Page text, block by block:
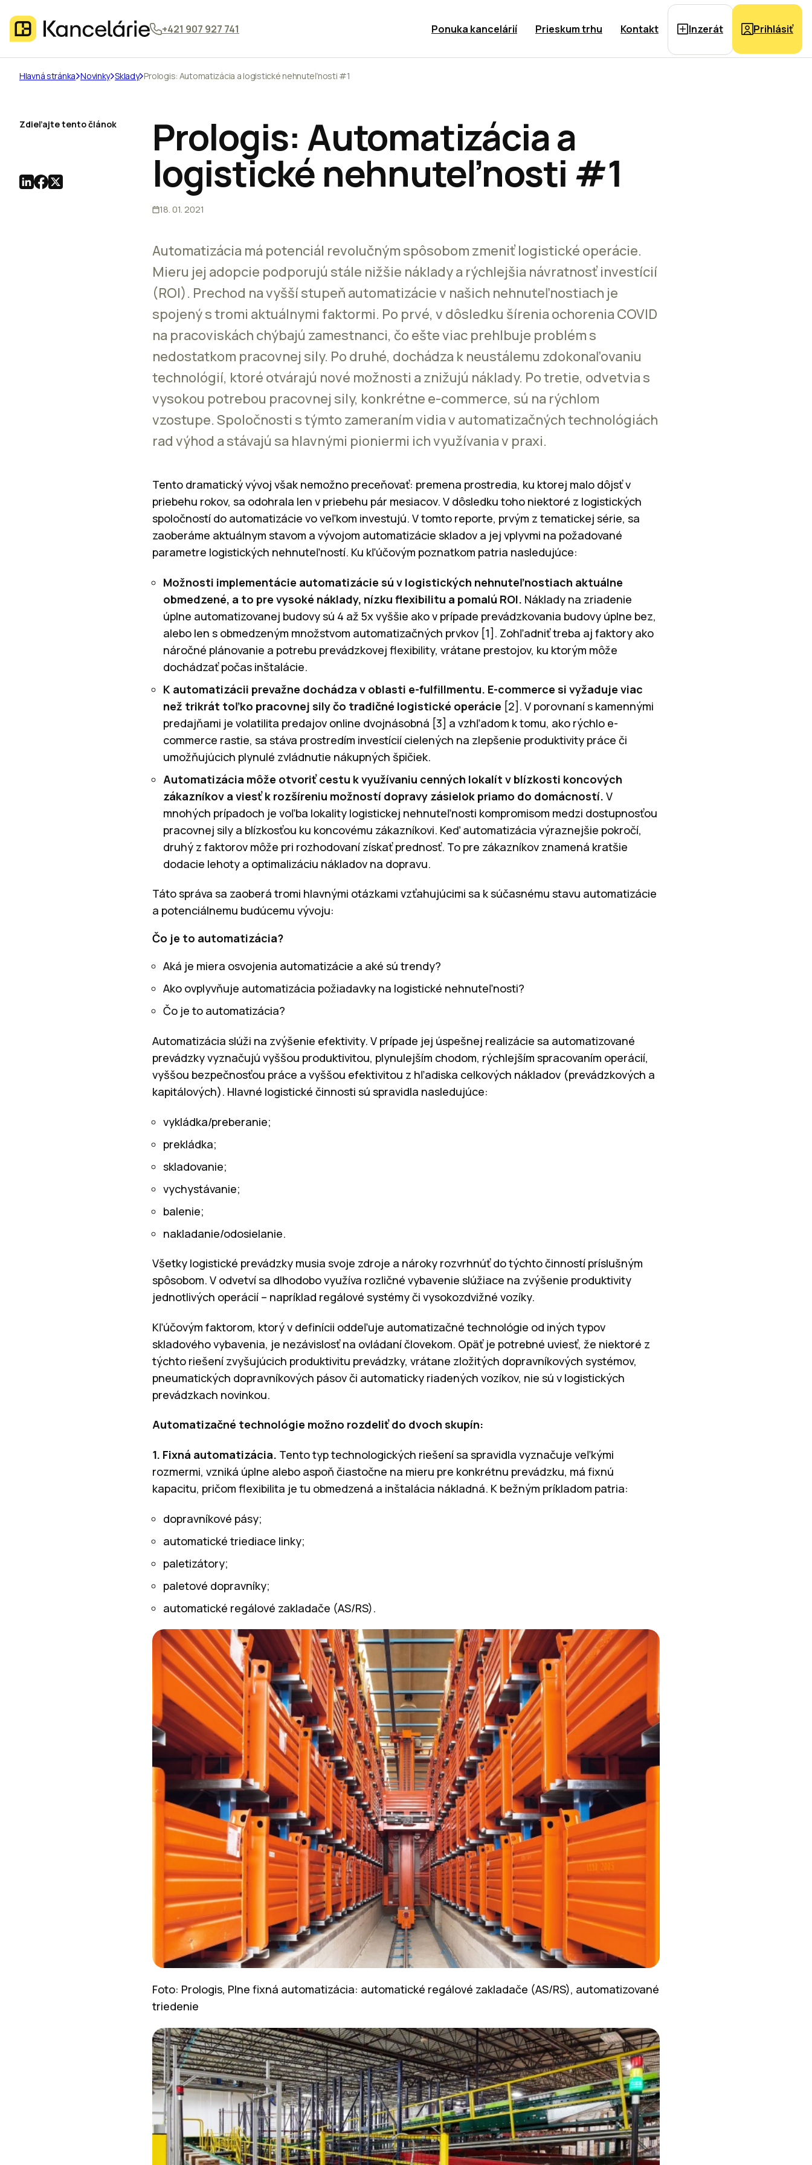
+421 907 927 741 Ponuka kancelárií Prieskum trhu Kontakt Inzerát Prihlásiť
Hlavná stránka Novinky Sklady Prologis: Automatizácia a logistické nehnuteľnosti #1
Prologis: Automatizácia a
logistické nehnuteľnosti #1
18. 01. 2021
Automatizácia má potenciál revolučným spôsobom zmeniť logistické operácie.
Mieru jej adopcie podporujú stále nižšie náklady a rýchlejšia návratnosť investícií
(ROI). Prechod na vyšší stupeň automatizácie v našich nehnuteľnostiach je
spojený s tromi aktuálnymi faktormi. Po prvé, v dôsledku šírenia ochorenia COVID
na pracoviskách chýbajú zamestnanci, čo ešte viac prehlbuje problém s
nedostatkom pracovnej sily. Po druhé, dochádza k neustálemu zdokonaľovaniu
technológií, ktoré otvárajú nové možnosti a znižujú náklady. Po tretie, odvetvia s
vysokou potrebou pracovnej sily, konkrétne e-commerce, sú na rýchlom
vzostupe. Spoločnosti s týmto zameraním vidia v automatizačných technológiách
rad výhod a stávajú sa hlavnými pioniermi ich využívania v praxi.
Tento dramatický vývoj však nemožno preceňovať: premena prostredia, ku ktorej malo dôjsť v
priebehu rokov, sa odohrala len v priebehu pár mesiacov. V dôsledku toho niektoré z logistických
spoločností do automatizácie vo veľkom investujú. V tomto reporte, prvým z tematickej série, sa
zaoberáme aktuálnym stavom a vývojom automatizácie skladov a jej vplyvmi na požadované
parametre logistických nehnuteľností. Ku kľúčovým poznatkom patria nasledujúce:
Možnosti implementácie automatizácie sú v logistických nehnuteľnostiach aktuálne
obmedzené, a to pre vysoké náklady, nízku flexibilitu a pomalú ROI. Náklady na zriadenie
úplne automatizovanej budovy sú 4 až 5x vyššie ako v prípade prevádzkovania budovy úplne bez,
alebo len s obmedzeným množstvom automatizačných prvkov [1]. Zohľadniť treba aj faktory ako
náročné plánovanie a potrebu prevádzkovej flexibility, vrátane prestojov, ku ktorým môže
dochádzať počas inštalácie.
K automatizácii prevažne dochádza v oblasti e-fulfillmentu. E-commerce si vyžaduje viac
než trikrát toľko pracovnej sily čo tradičné logistické operácie [2]. V porovnaní s kamennými
predajňami je volatilita predajov online dvojnásobná [3] a vzhľadom k tomu, ako rýchlo e-
commerce rastie, sa stáva prostredím investícií cielených na zlepšenie produktivity práce či
umožňujúcich plynulé zvládnutie nákupných špičiek.
Automatizácia môže otvoriť cestu k využívaniu cenných lokalít v blízkosti koncových
zákazníkov a viesť k rozšíreniu možností dopravy zásielok priamo do domácností. V
mnohých prípadoch je voľba lokality logistickej nehnuteľnosti kompromisom medzi dostupnosťou
pracovnej sily a blízkosťou ku koncovému zákazníkovi. Keď automatizácia výraznejšie pokročí,
druhý z faktorov môže pri rozhodovaní získať prednosť. To pre zákazníkov znamená kratšie
dodacie lehoty a optimalizáciu nákladov na dopravu.
Táto správa sa zaoberá tromi hlavnými otázkami vzťahujúcimi sa k súčasnému stavu automatizácie
a potenciálnemu budúcemu vývoju:
Čo je to automatizácia?
Aká je miera osvojenia automatizácie a aké sú trendy?
Ako ovplyvňuje automatizácia požiadavky na logistické nehnuteľnosti?
Čo je to automatizácia?
Automatizácia slúži na zvýšenie efektivity. V prípade jej úspešnej realizácie sa automatizované
prevádzky vyznačujú vyššou produktivitou, plynulejším chodom, rýchlejším spracovaním operácií,
vyššou bezpečnosťou práce a vyššou efektivitou z hľadiska celkových nákladov (prevádzkových a
kapitálových). Hlavné logistické činnosti sú spravidla nasledujúce:
vykládka/preberanie;
prekládka;
skladovanie;
vychystávanie;
balenie;
nakladanie/odosielanie.
Všetky logistické prevádzky musia svoje zdroje a nároky rozvrhnúť do týchto činností príslušným
spôsobom. V odvetví sa dlhodobo využíva rozličné vybavenie slúžiace na zvýšenie produktivity
jednotlivých operácií – napríklad regálové systémy či vysokozdvižné vozíky.
Kľúčovým faktorom, ktorý v definícii oddeľuje automatizačné technológie od iných typov
skladového vybavenia, je nezávislosť na ovládaní človekom. Opäť je potrebné uviesť, že niektoré z
týchto riešení zvyšujúcich produktivitu prevádzky, vrátane zložitých dopravníkových systémov,
pneumatických dopravníkových pásov či automaticky riadených vozíkov, nie sú v logistických
prevádzkach novinkou.
Automatizačné technológie možno rozdeliť do dvoch skupín:
1. Fixná automatizácia. Tento typ technologických riešení sa spravidla vyznačuje veľkými
rozmermi, vzniká úplne alebo aspoň čiastočne na mieru pre konkrétnu prevádzku, má fixnú
kapacitu, pričom flexibilita je tu obmedzená a inštalácia nákladná. K bežným príkladom patria:
dopravníkové pásy;
automatické triediace linky;
paletizátory;
paletové dopravníky;
automatické regálové zakladače (AS/RS).
Foto: Prologis, Plne fixná automatizácia: automatické regálové zakladače (AS/RS), automatizované
triedenie
Zdieľajte tento článok